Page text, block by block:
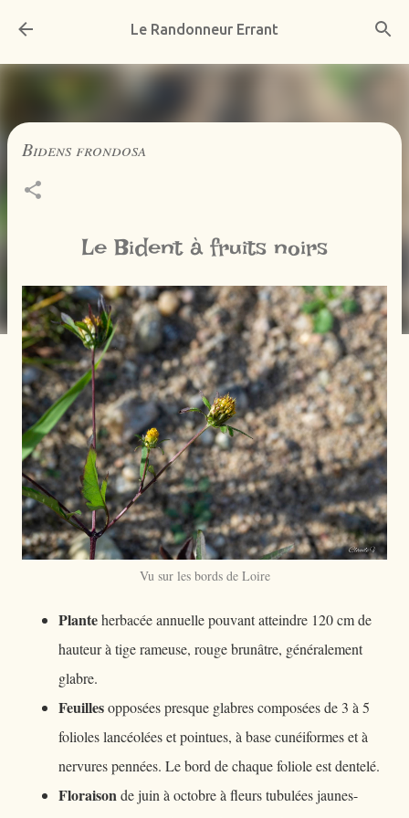
Accéder au contenu principal
Le Randonneur Errant
Bidens frondosa
Le Bident à fruits noirs
Vu sur les bords de Loire
Planteherbacée annuelle pouvant atteindre 120 cm de
hauteur à tige rameuse, rouge brunâtre, généralement
glabre.
Feuillesopposées presque glabres composées de 3 à 5
folioles lancéolées et pointues, à base cunéiformes et à
nervures pennées. Le bord de chaque foliole est dentelé.
Floraisonde juin à octobre à fleurs tubulées jaunes-